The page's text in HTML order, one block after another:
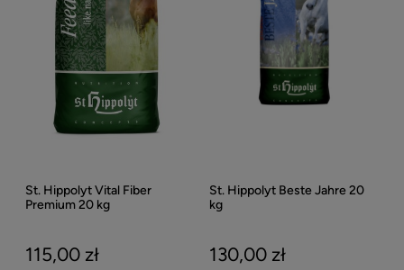
St. Hippolyt Vital Fiber
Premium 20 kg
115,00 zł
St. Hippolyt Beste Jahre 20
kg
130,00 zł